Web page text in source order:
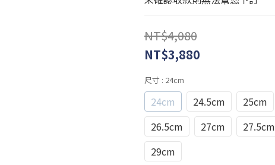
NT$4,080
NT$3,880
尺寸 : 24cm
24cm 24.5cm 25cm
26.5cm
27cm 27.5cm
29cm